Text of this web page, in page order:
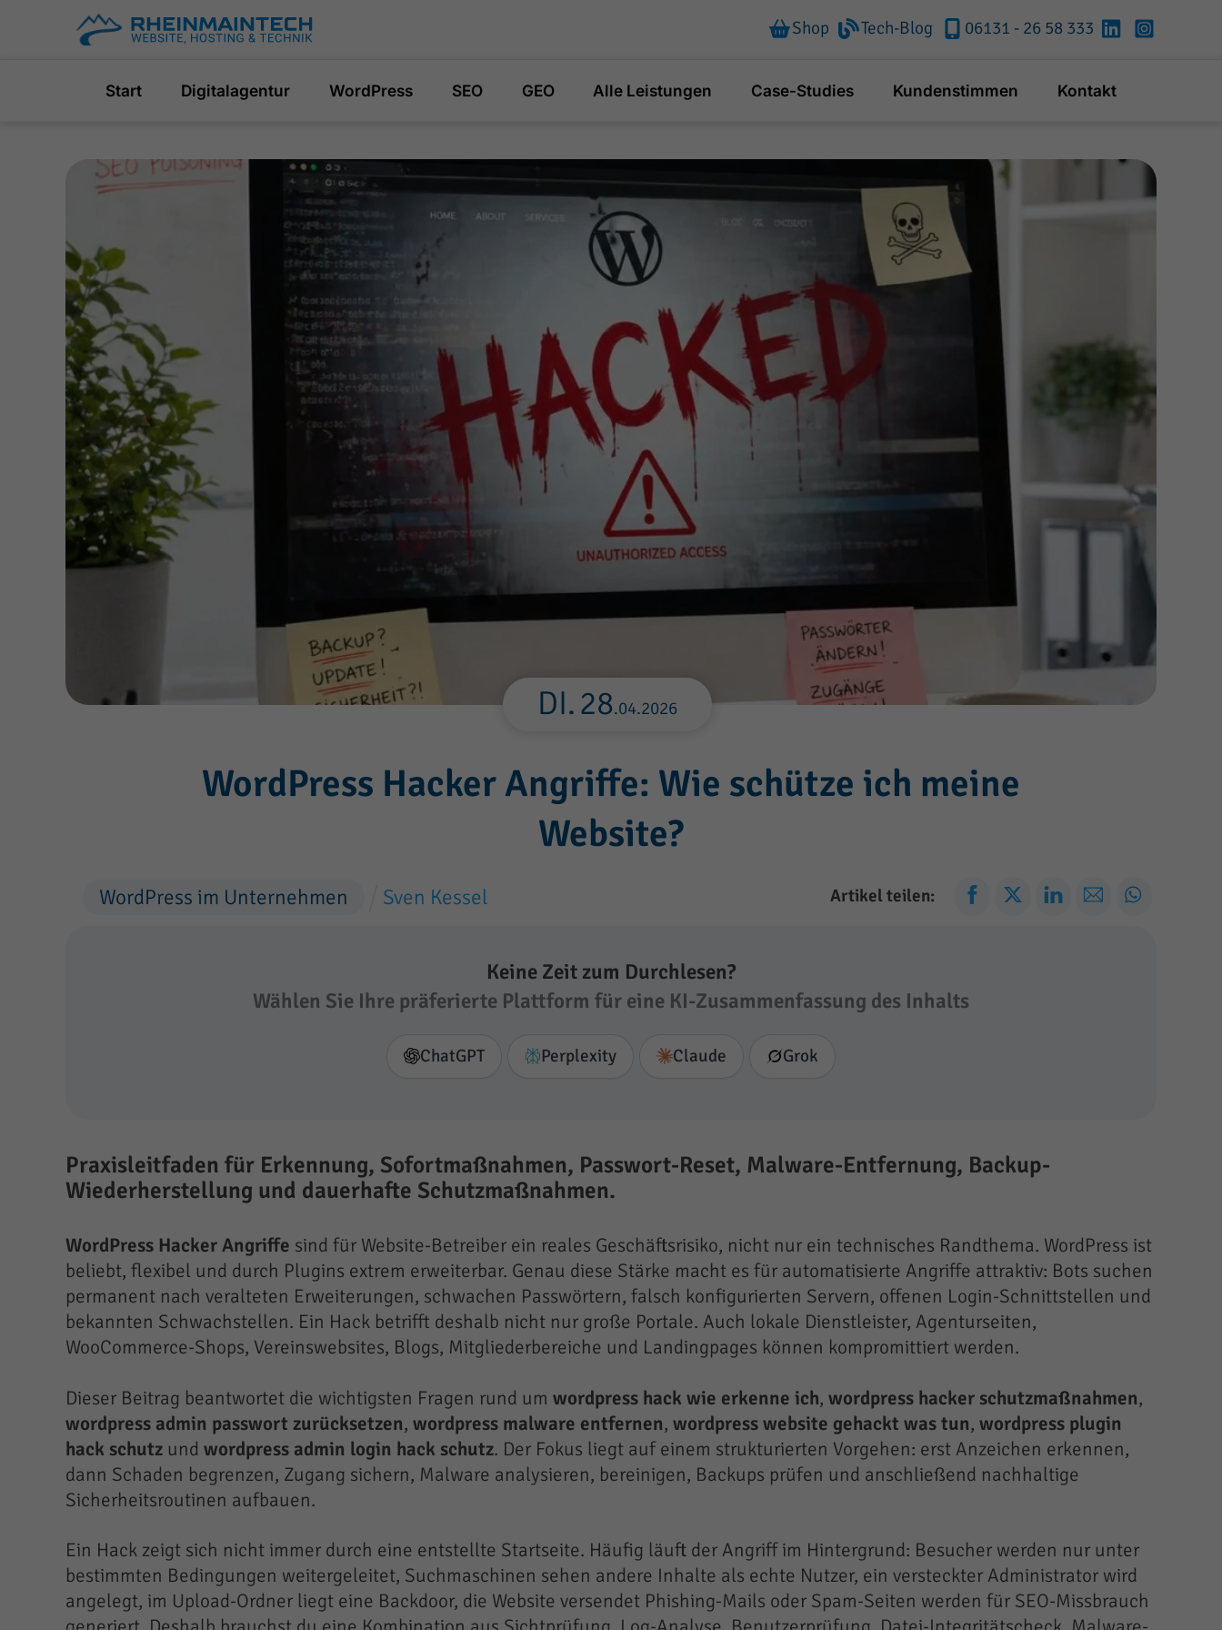
Shop Tech-Blog 06131 - 26 58 333
RheinMainTech
LinkedIn
Start Digitalagentur WordPress SEO GEO Alle Leistungen Case-Studies Kundenstimmen Kontakt
DI.28.04.2026
WordPress Hacker Angriffe: Wie schütze ich meine
Website?
WordPress im Unternehmen Sven Kessel Artikel teilen:
Keine Zeit zum Durchlesen?
Wählen Sie Ihre präferierte Plattform für eine KI-Zusammenfassung des Inhalts
ChatGPT Perplexity Claude Grok
Praxisleitfaden für Erkennung, Sofortmaßnahmen, Passwort-Reset, Malware-Entfernung, Backup-
Wiederherstellung und dauerhafte Schutzmaßnahmen.
WordPress Hacker Angriffe sind für Website-Betreiber ein reales Geschäftsrisiko, nicht nur ein technisches Randthema. WordPress ist
beliebt, flexibel und durch Plugins extrem erweiterbar. Genau diese Stärke macht es für automatisierte Angriffe attraktiv: Bots suchen
permanent nach veralteten Erweiterungen, schwachen Passwörtern, falsch konfigurierten Servern, offenen Login-Schnittstellen und
bekannten Schwachstellen. Ein Hack betrifft deshalb nicht nur große Portale. Auch lokale Dienstleister, Agenturseiten,
WooCommerce-Shops, Vereinswebsites, Blogs, Mitgliederbereiche und Landingpages können kompromittiert werden.
Dieser Beitrag beantwortet die wichtigsten Fragen rund um wordpress hack wie erkenne ich, wordpress hacker schutzmaßnahmen,
wordpress admin passwort zurücksetzen, wordpress malware entfernen, wordpress website gehackt was tun, wordpress plugin
hack schutz und wordpress admin login hack schutz. Der Fokus liegt auf einem strukturierten Vorgehen: erst Anzeichen erkennen,
dann Schaden begrenzen, Zugang sichern, Malware analysieren, bereinigen, Backups prüfen und anschließend nachhaltige
Sicherheitsroutinen aufbauen.
Ein Hack zeigt sich nicht immer durch eine entstellte Startseite. Häufig läuft der Angriff im Hintergrund: Besucher werden nur unter
bestimmten Bedingungen weitergeleitet, Suchmaschinen sehen andere Inhalte als echte Nutzer, ein versteckter Administrator wird
angelegt, im Upload-Ordner liegt eine Backdoor, die Website versendet Phishing-Mails oder Spam-Seiten werden für SEO-Missbrauch